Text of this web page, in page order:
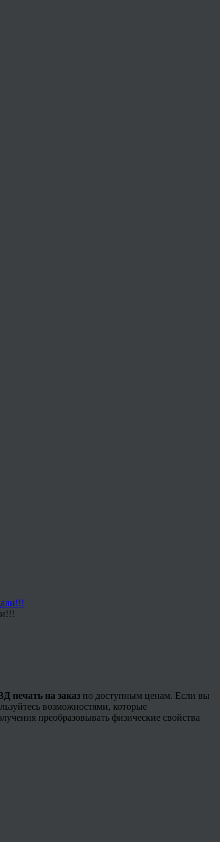
3Д печать на заказ по доступным ценам. Если вы
возможностями, которые
преобразовывать физические свойства